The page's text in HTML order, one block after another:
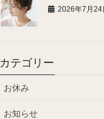
2026年7月24
カテゴリー
お休み
お知らせ